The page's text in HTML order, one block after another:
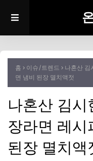
홈 이슈/트렌드
나혼산 김
면 냄비 된장 멸치액젓
나혼산 김시
장라면 레시
된장 멸치액